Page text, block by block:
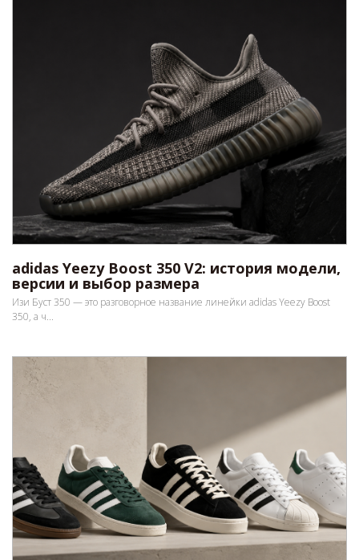
adidas Yeezy Boost 350 V2: история модели,
версии и выбор размера
Изи Буст 350 — это разговорное название линейки adidas Yeezy Boost
350, а ч...